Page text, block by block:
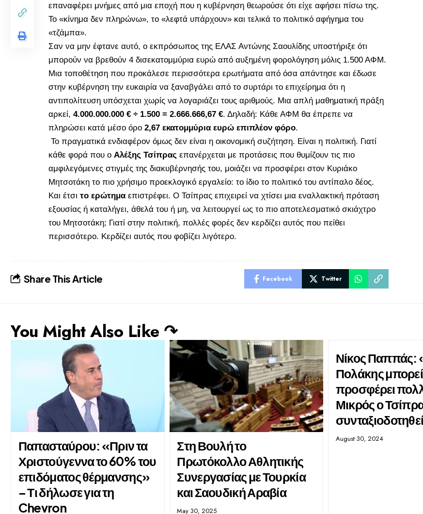
επαναφέρει μνήμες από μια εποχή που η κυβέρνηση θεωρούσε ότι είχε αφήσει πίσω της.
Το «κίνημα δεν πληρώνω», το «λεφτά υπάρχουν» και τελικά το πολιτικό αφήγημα του
«τζάμπα».
Σαν να μην έφτανε αυτό, ο εκπρόσωπος της ΕΛΑΣ Αντώνης Σαουλίδης υποστήριξε ότι
μπορούν να βρεθούν 4 δισεκατομμύρια ευρώ από αυξημένη φορολόγηση μόλις 1.500 ΑΦΜ.
Μια τοποθέτηση που προκάλεσε περισσότερα ερωτήματα από όσα απάντησε και έδωσε
στην κυβέρνηση την ευκαιρία να ξαναβγάλει από το συρτάρι το επιχείρημα ότι η
αντιπολίτευση υπόσχεται χωρίς να λογαριάζει τους αριθμούς. Μια απλή μαθηματική πράξη
αρκεί, 4.000.000.000 € ÷ 1.500 = 2.666.666,67 €. Δηλαδή: Κάθε ΑΦΜ θα έπρεπε να
πληρώσει κατά μέσο όρο 2,67 εκατομμύρια ευρώ επιπλέον φόρο.
Το πραγματικά ενδιαφέρον όμως δεν είναι η οικονομική συζήτηση. Είναι η πολιτική. Γιατί
κάθε φορά που ο Αλέξης Τσίπρας επανέρχεται με προτάσεις που θυμίζουν τις πιο
αμφιλεγόμενες στιγμές της διακυβέρνησής του, μοιάζει να προσφέρει στον Κυριάκο
Μητσοτάκη το πιο χρήσιμο προεκλογικό εργαλείο: το ίδιο το πολιτικό του αντίπαλο δέος.
Και έτσι το ερώτημα επιστρέφει. Ο Τσίπρας επιχειρεί να χτίσει μια εναλλακτική πρόταση
εξουσίας ή καταλήγει, άθελά του ή μη, να λειτουργεί ως το πιο αποτελεσματικό σκιάχτρο
του Μητσοτάκη; Γιατί στην πολιτική, πολλές φορές δεν κερδίζει αυτός που πείθει
περισσότερο. Κερδίζει αυτός που φοβίζει λιγότερο.
Share This Article Facebook Twitter
You Might Also Like ↷
Παπασταύρου: «Πριν τα
Χριστούγεννα το 60% του
επιδόματος θέρμανσης»
– Τι δήλωσε για τη
Chevron
Στη Βουλή το
Πρωτόκολλο Αθλητικής
Συνεργασίας με Τουρκία
και Σαουδική Αραβία
May 30, 2025
Νίκος Παππάς:
Πολάκης
προσφέρει
Μικρός ο
August 30, 2024